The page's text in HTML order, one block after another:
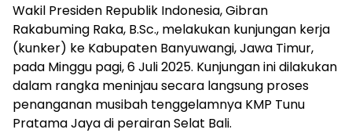
Wakil Presiden Republik Indonesia, Gibran
Rakabuming Raka, B.Sc., melakukan kunjungan kerja
(kunker) ke Kabupaten Banyuwangi, Jawa Timur,
pada Minggu pagi, 6 Juli 2025. Kunjungan ini dilakukan
dalam rangka meninjau secara langsung proses
penanganan musibah tenggelamnya KMP Tunu
Pratama Jaya di perairan Selat Bali.